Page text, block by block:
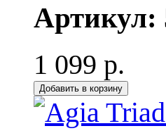
Артикул:
1 099 р.
Добавить в корзину